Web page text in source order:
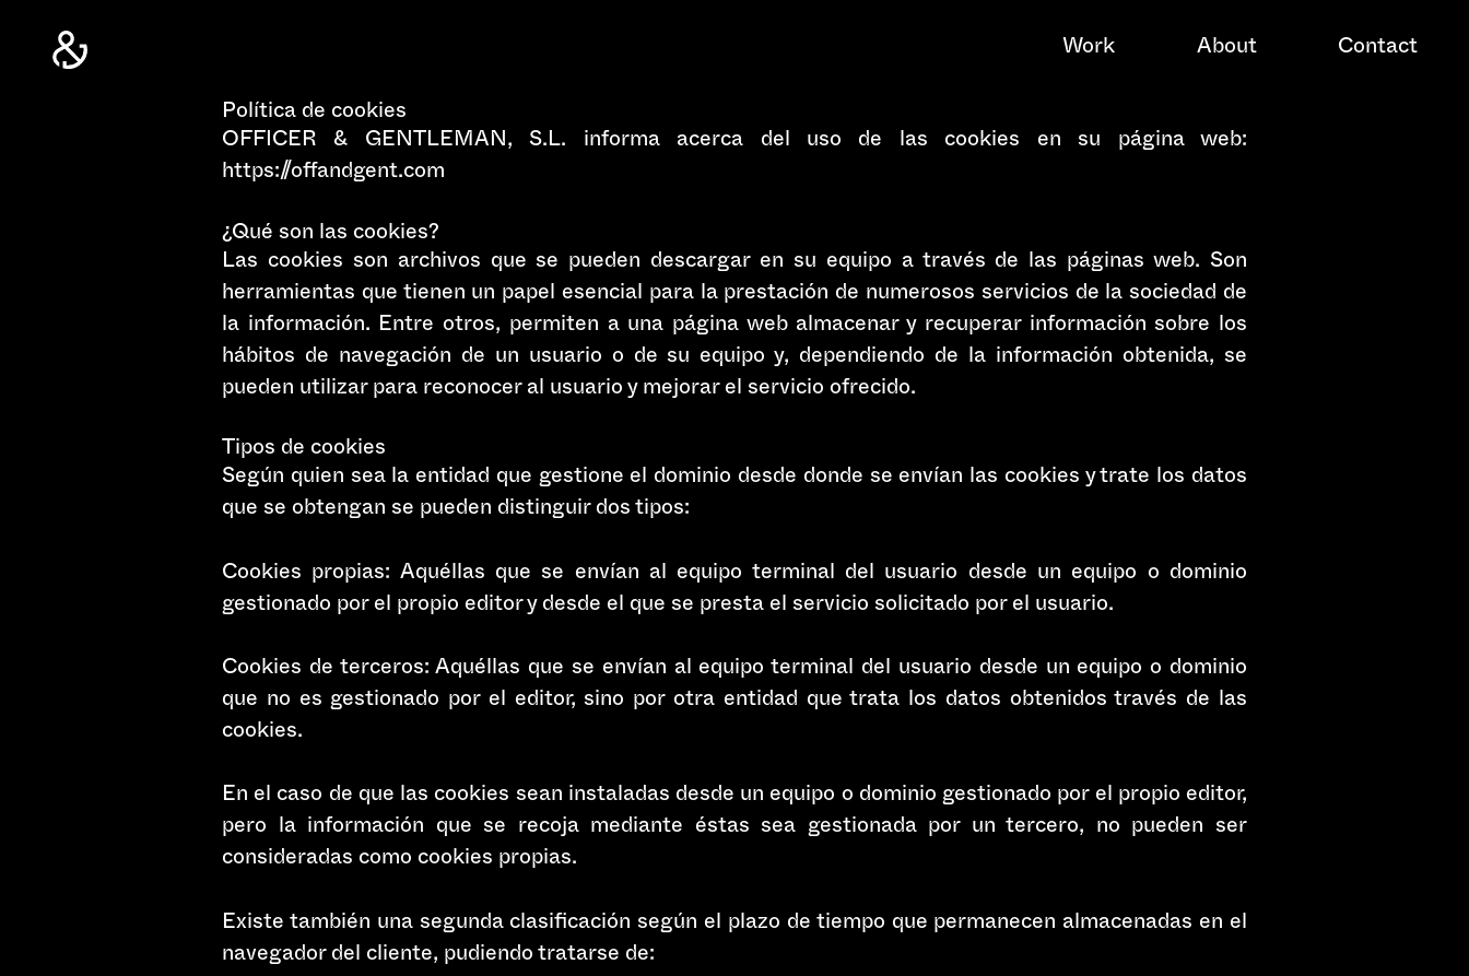
Work About Contact
Política de cookies
OFFICER & GENTLEMAN, S.L. informa acerca del uso de las cookies en su página web:
https://offandgent.com
¿Qué son las cookies?
Las cookies son archivos que se pueden descargar en su equipo a través de las páginas web. Son
herramientas que tienen un papel esencial para la prestación de numerosos servicios de la sociedad de
la información. Entre otros, permiten a una página web almacenar y recuperar información sobre los
hábitos de navegación de un usuario o de su equipo y, dependiendo de la información obtenida, se
pueden utilizar para reconocer al usuario y mejorar el servicio ofrecido.
Tipos de cookies
Según quien sea la entidad que gestione el dominio desde donde se envían las cookies y trate los datos
que se obtengan se pueden distinguir dos tipos:
Cookies propias: Aquéllas que se envían al equipo terminal del usuario desde un equipo o dominio
gestionado por el propio editor y desde el que se presta el servicio solicitado por el usuario.
Cookies de terceros: Aquéllas que se envían al equipo terminal del usuario desde un equipo o dominio
que no es gestionado por el editor, sino por otra entidad que trata los datos obtenidos través de las
cookies.
En el caso de que las cookies sean instaladas desde un equipo o dominio gestionado por el propio editor,
pero la información que se recoja mediante éstas sea gestionada por un tercero, no pueden ser
consideradas como cookies propias.
Existe también una segunda clasificación según el plazo de tiempo que permanecen almacenadas en el
navegador del cliente, pudiendo tratarse de: